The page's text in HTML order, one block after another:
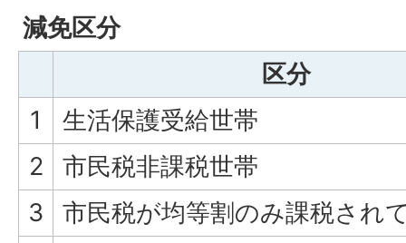
減免区分
区分
1
生活保護受給世帯
2
市民税非課税世帯
3
市民税が均等割のみ課税され